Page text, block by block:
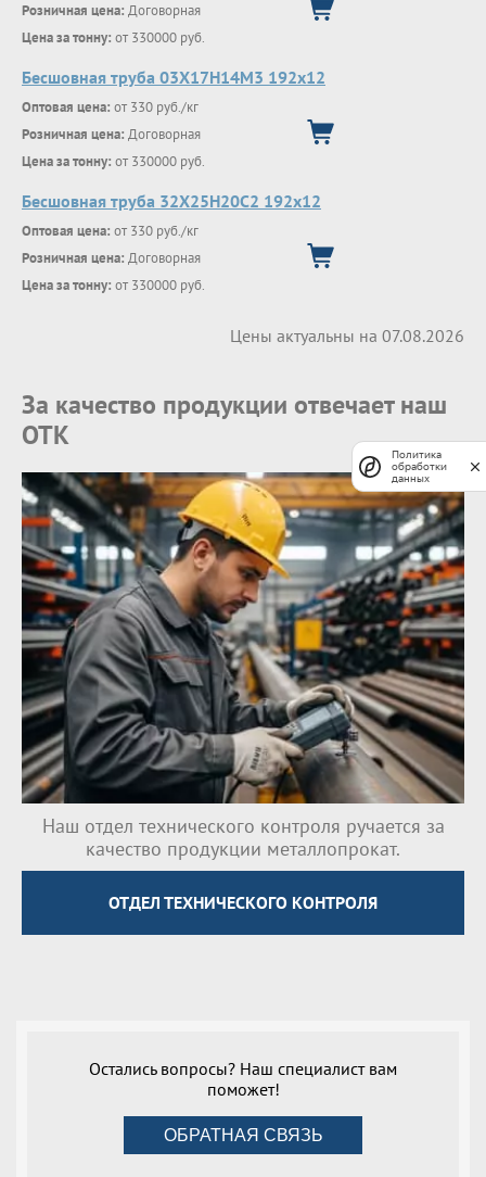
Розничная цена: Договорная
Цена за тонну: от 330000 руб.
Бесшовная труба 03Х17Н14М3 192х12
Оптовая цена: от 330 руб./кг
Розничная цена: Договорная
Цена за тонну: от 330000 руб.
Бесшовная труба 32Х25Н20С2 192х12
Оптовая цена: от 330 руб./кг
Розничная цена: Договорная
Цена за тонну: от 330000 руб.
Цены актуальны на 07.08.2026
За качество продукции отвечает наш
ОТК
Наш отдел технического контроля ручается за
качество продукции металлопрокат.
ОТДЕЛ ТЕХНИЧЕСКОГО КОНТРОЛЯ
Остались вопросы? Наш специалист вам
поможет!
ОБРАТНАЯ СВЯЗЬ
Политика
обработки
данных